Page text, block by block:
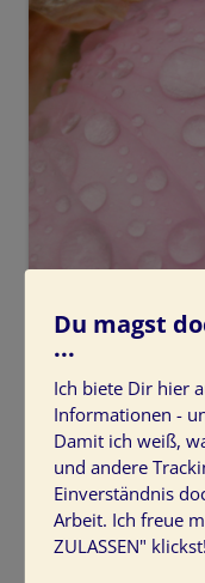
Du magst
...
Ich biete Dir hier
Informationen -
Damit ich weiß,
und andere
Einverständnis
Arbeit. Ich freue
ZULASSEN" klickst!